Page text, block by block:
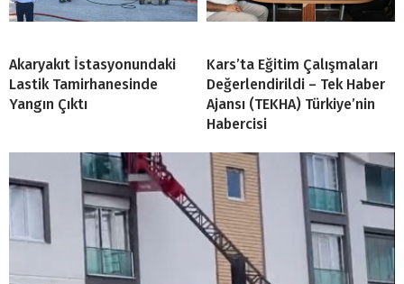
Akaryakıt İstasyonundaki
Lastik Tamirhanesinde
Yangın Çıktı
Kars’ta Eğitim Çalışmaları
Değerlendirildi – Tek Haber
Ajansı (TEKHA) Türkiye’nin
Habercisi